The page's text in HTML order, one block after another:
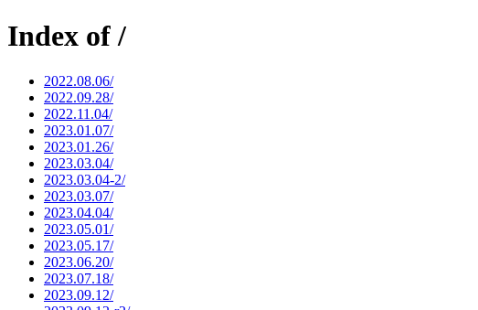
Index of /
2022.08.06/
2022.09.28/
2022.11.04/
2023.01.07/
2023.01.26/
2023.03.04/
2023.03.04-2/
2023.03.07/
2023.04.04/
2023.05.01/
2023.05.17/
2023.06.20/
2023.07.18/
2023.09.12/